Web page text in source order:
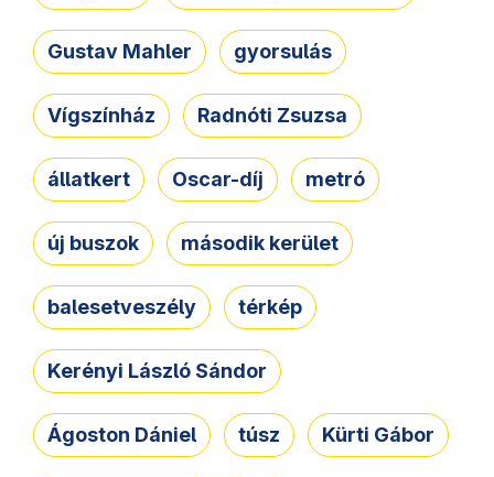
Gustav Mahler gyorsulás
Vígszínház Radnóti Zsuzsa
állatkert Oscar-díj metró
új buszok második kerület
balesetveszély térkép
Kerényi László Sándor
Ágoston Dániel túsz Kürti Gábor